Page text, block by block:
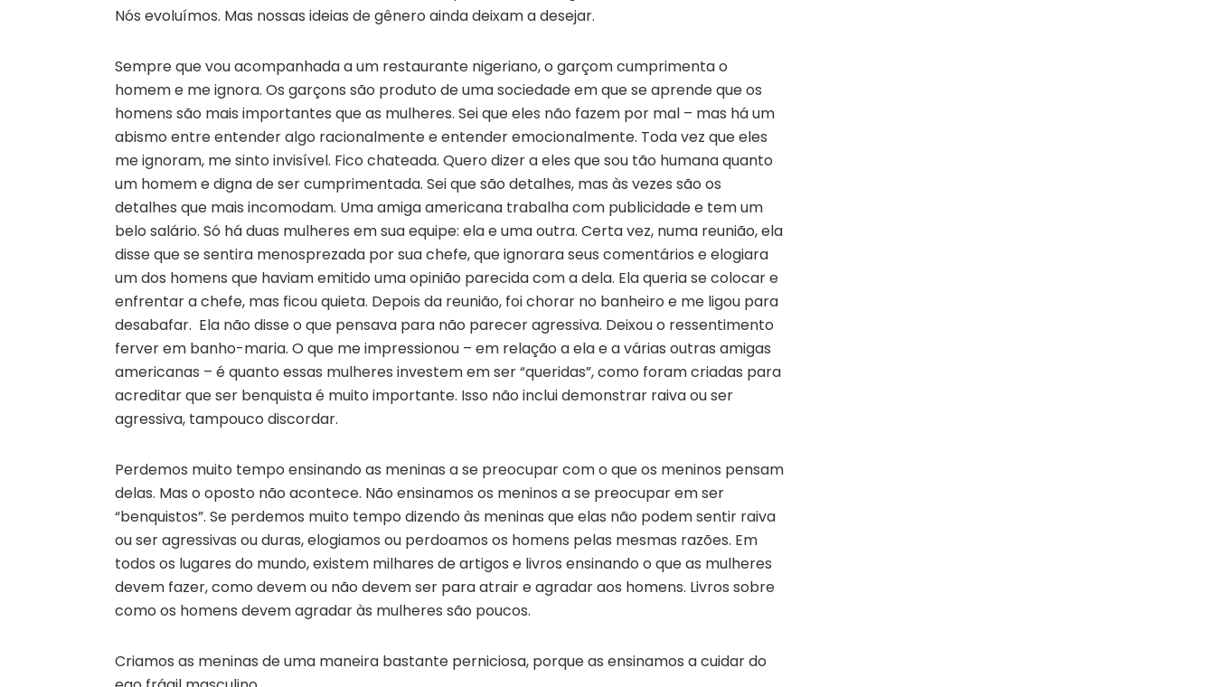
Nós evoluímos. Mas nossas ideias de gênero ainda deixam a desejar.
Sempre que vou acompanhada a um restaurante nigeriano, o garçom cumprimenta o
homem e me ignora. Os garçons são produto de uma sociedade em que se aprende que os
homens são mais importantes que as mulheres. Sei que eles não fazem por mal – mas há um
abismo entre entender algo racionalmente e entender emocionalmente. Toda vez que eles
me ignoram, me sinto invisível. Fico chateada. Quero dizer a eles que sou tão humana quanto
um homem e digna de ser cumprimentada. Sei que são detalhes, mas às vezes são os
detalhes que mais incomodam. Uma amiga americana trabalha com publicidade e tem um
belo salário. Só há duas mulheres em sua equipe: ela e uma outra. Certa vez, numa reunião, ela
disse que se sentira menosprezada por sua chefe, que ignorara seus comentários e elogiara
um dos homens que haviam emitido uma opinião parecida com a dela. Ela queria se colocar e
enfrentar a chefe, mas ficou quieta. Depois da reunião, foi chorar no banheiro e me ligou para
desabafar. Ela não disse o que pensava para não parecer agressiva. Deixou o ressentimento
ferver em banho-maria. O que me impressionou – em relação a ela e a várias outras amigas
americanas – é quanto essas mulheres investem em ser “queridas”, como foram criadas para
acreditar que ser benquista é muito importante. Isso não inclui demonstrar raiva ou ser
agressiva, tampouco discordar.
Perdemos muito tempo ensinando as meninas a se preocupar com o que os meninos pensam
delas. Mas o oposto não acontece. Não ensinamos os meninos a se preocupar em ser
“benquistos”. Se perdemos muito tempo dizendo às meninas que elas não podem sentir raiva
ou ser agressivas ou duras, elogiamos ou perdoamos os homens pelas mesmas razões. Em
todos os lugares do mundo, existem milhares de artigos e livros ensinando o que as mulheres
devem fazer, como devem ou não devem ser para atrair e agradar aos homens. Livros sobre
como os homens devem agradar às mulheres são poucos.
Criamos as meninas de uma maneira bastante perniciosa, porque as ensinamos a cuidar do